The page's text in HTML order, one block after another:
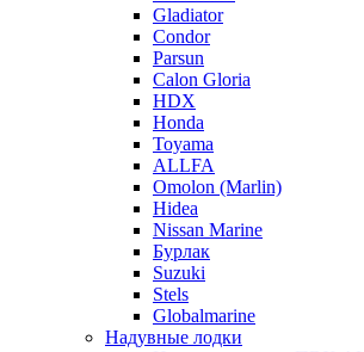
Gladiator
Condor
Parsun
Calon Gloria
HDX
Honda
Toyama
ALLFA
Omolon (Marlin)
Hidea
Nissan Marine
Бурлак
Suzuki
Stels
Globalmarine
Надувные лодки